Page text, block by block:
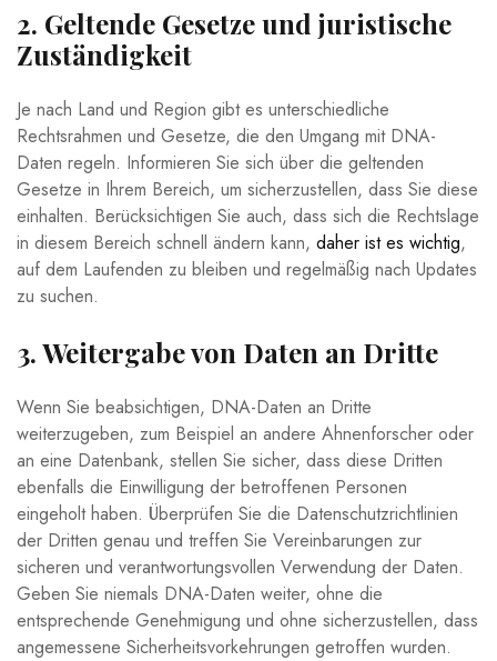
2. Geltende Gesetze und juristische
Zuständigkeit
Je nach Land und Region gibt es unterschiedliche
Rechtsrahmen und Gesetze, die den Umgang mit DNA-
Daten regeln. Informieren Sie sich über die geltenden
Gesetze in Ihrem Bereich, um sicherzustellen, dass Sie diese
einhalten. Berücksichtigen Sie auch, dass sich die Rechtslage
in diesem Bereich schnell ändern kann, daher ist es wichtig,
auf dem Laufenden zu bleiben und regelmäßig nach Updates
zu suchen.
3. Weitergabe von Daten an Dritte
Wenn Sie beabsichtigen, DNA-Daten an Dritte
weiterzugeben, zum Beispiel an andere Ahnenforscher oder
an eine Datenbank, stellen Sie sicher, dass diese Dritten
ebenfalls die Einwilligung der betroffenen Personen
eingeholt haben. Überprüfen Sie die Datenschutzrichtlinien
der Dritten genau und treffen Sie Vereinbarungen zur
sicheren und verantwortungsvollen Verwendung der Daten.
Geben Sie niemals DNA-Daten weiter, ohne die
entsprechende Genehmigung und ohne sicherzustellen, dass
angemessene Sicherheitsvorkehrungen getroffen wurden.